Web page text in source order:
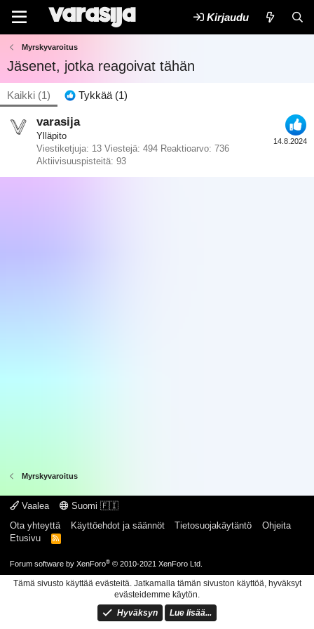
Kirjaudu
Myrskyvaroitus
Jäsenet, jotka reagoivat tähän
Kaikki (1) Tykkää (1)
14.8.2024
varasija
Ylläpito
Viestiketjuja 13 Viestejä 494 Reaktioarvo 736
Aktiivisuuspisteitä 93
Myrskyvaroitus
Vaalea
Suomi 🇫🇮
Ota yhteyttä
Käyttöehdot ja säännöt Tietosuojakäytäntö
Ohjeita
Etusivu
R
Forum software by XenForo® © 2010-2021 XenForo Ltd.
Tämä sivusto käyttää evästeitä. Jatkamalla tämän sivuston käyttöä, hyväksyt
evästeidemme käytön.
Hyväksyn
Lue lisää...